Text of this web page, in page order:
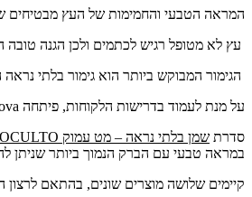
המראה הטבעי והחמימות של העץ מבטיחים
עץ לא מטופל רגיש לכתמים ולכן הגנה טובה
הגימור המבוקש ביותר הוא גימור בלתי
על מנת לעמוד בדרישות הלקוחות, פיתחה Ciranova את טווח PLUS, הרפרנס בכל הנוגע לגימורים בלתי נראים לעץ.
סדרת שמן בלתי נראה – מט עמוק OCULTO
במראה טבעי עם הברק הנמוך ביותר שניתן
קיימים שלושה מוצרים שונים, בהתאם